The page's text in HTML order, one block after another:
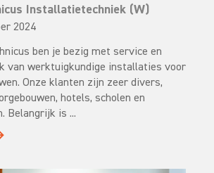
Installatietechniek (W)
2024
ben je bezig met service en
van werktuigkundige installaties voor
Onze klanten zijn zeer divers,
hotels, scholen en
Belangrijk is ...